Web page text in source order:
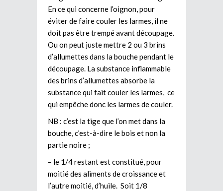
En ce qui concerne l’oignon, pour
éviter de faire couler les larmes, il ne
doit pas être trempé avant découpage.
Ou on peut juste mettre 2 ou 3 brins
d’allumettes dans la bouche pendant le
découpage. La substance inflammable
des brins d’allumettes absorbe la
substance qui fait couler les larmes, ce
qui empêche donc les larmes de couler.
NB : c’est la tige que l’on met dans la
bouche, c’est-à-dire le bois et non la
partie noire ;
– le 1/4 restant est constitué, pour
moitié des aliments de croissance et
l’autre moitié, d’huile. Soit 1/8